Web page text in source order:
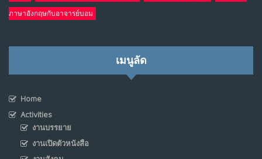
ภาษาอังกฤษกับอาจารย์บอม
เมนูลัด
Home
Activities
งานบรรยาย
งานเปิดตัวหนังสือ